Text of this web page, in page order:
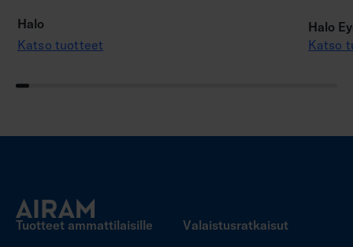
Halo
Katso tuotteet
Halo
Katso
Tuotteet ammattilaisille Valaistusratkaisut